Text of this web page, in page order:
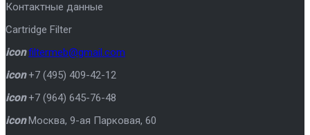
Контактные данные
Cartridge Filter
icon filtermeb@gmail.com
icon +7 (495) 409-42-12
icon +7 (964) 645-76-48
icon Москва, 9-ая Парковая, 60